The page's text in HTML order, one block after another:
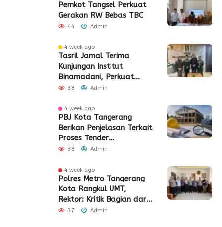
Pemkot Tangsel Perkuat
Gerakan RW Bebas TBC
44 Admin
4 week ago
Tasril Jamal Terima
Kunjungan Institut
Binamadani, Perkuat
Sinergi Bangun SDM Kota
38 Admin
4 week ago
PBJ Kota Tangerang
Berikan Penjelasan Terkait
Proses Tender
Pembangunan Eks Pabrik
38 Admin
4 week ago
Polres Metro Tangerang
Kota Rangkul UMT,
Rektor: Kritik Bagian dari
Demokrasi
37 Admin